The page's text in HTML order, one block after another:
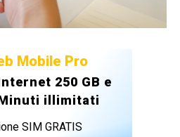
Mobile Pro
250 GB e
illimitati
SIM GRATIS